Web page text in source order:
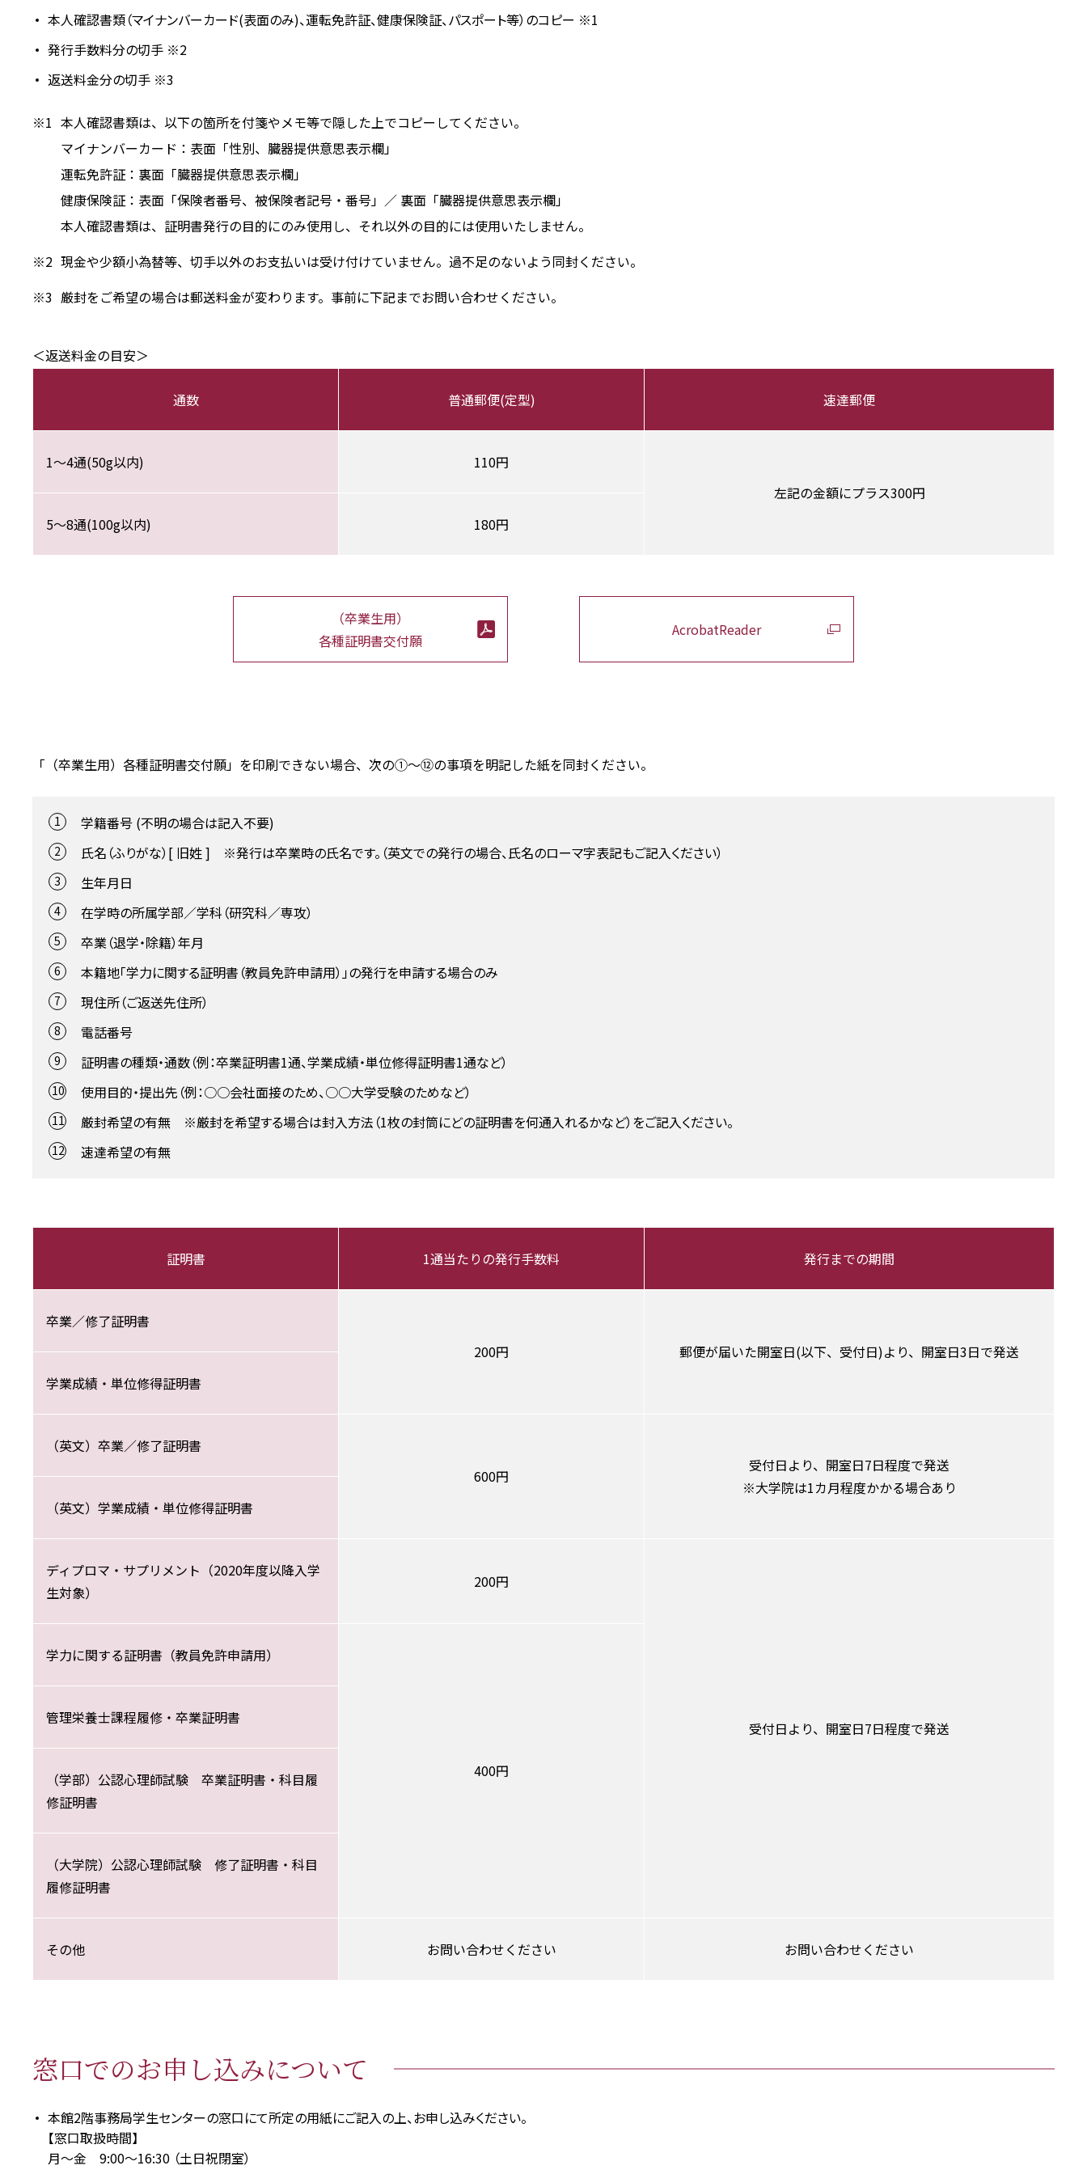
本人確認書類（マイナンバーカード(表面のみ)、運転免許証、健康保険証、パスポート等）のコピー ※1
発行手数料分の切手 ※2
返送料金分の切手 ※3
本人確認書類は、以下の箇所を付箋やメモ等で隠した上でコピーしてください。
マイナンバーカード：表面「性別、臓器提供意思表示欄」
運転免許証：裏面「臓器提供意思表示欄」
健康保険証：表面「保険者番号、被保険者記号・番号」／ 裏面「臓器提供意思表示欄」
本人確認書類は、証明書発行の目的にのみ使用し、それ以外の目的には使用いたしません。
現金や少額小為替等、切手以外のお支払いは受け付けていません。過不足のないよう同封ください。
厳封をご希望の場合は郵送料金が変わります。事前に下記までお問い合わせください。
＜返送料金の目安＞
通数 普通郵便(定型) 速達郵便
1～4通(50g以内)
110円
左記の金額にプラス300円
5～8通(100g以内)
180円
（卒業生用）
各種証明書交付願
AcrobatReader
「（卒業生用）各種証明書交付願」を印刷できない場合、次の①～⑫の事項を明記した紙を同封ください。
学籍番号 (不明の場合は記入不要)
氏名（ふりがな）[ 旧姓 ] ※発行は卒業時の氏名です。（英文での発行の場合、氏名のローマ字表記もご記入ください）
生年月日
在学時の所属学部／学科（研究科／専攻）
卒業（退学・除籍）年月
本籍地「学力に関する証明書（教員免許申請用）」の発行を申請する場合のみ
現住所（ご返送先住所）
電話番号
証明書の種類・通数（例：卒業証明書1通、学業成績・単位修得証明書1通など）
使用目的・提出先（例：○○会社面接のため、○○大学受験のためなど）
厳封希望の有無 ※厳封を希望する場合は封入方法（1枚の封筒にどの証明書を何通入れるかなど）をご記入ください。
速達希望の有無
証明書 1通当たりの発行手数料 発行までの期間
卒業／修了証明書
200円
郵便が届いた開室日(以下、受付日)より、開室日3日で発送
学業成績・単位修得証明書
（英文）卒業／修了証明書
600円
受付日より、開室日7日程度で発送
※大学院は1カ月程度かかる場合あり
（英文）学業成績・単位修得証明書
ディプロマ・サプリメント（2020年度以降入学
生対象）
200円
受付日より、開室日7日程度で発送
学力に関する証明書（教員免許申請用）
400円
管理栄養士課程履修・卒業証明書
（学部）公認心理師試験 卒業証明書・科目履
修証明書
（大学院）公認心理師試験 修了証明書・科目
履修証明書
その他 お問い合わせください お問い合わせください
窓口でのお申し込みについて
本館2階事務局学生センターの窓口にて所定の用紙にご記入の上、お申し込みください。
【窓口取扱時間】
月～金 9:00～16:30 （土日祝閉室）